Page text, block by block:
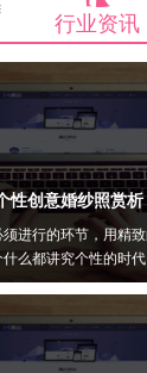
行业资讯
性创意婚纱照赏析
进行的环节，用精
么都讲究个性的时